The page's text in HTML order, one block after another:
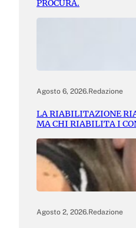
PROCURA.
Agosto 6, 2026.Redazione
LA RIABILITAZIONE
MA CHI RIABILITA I
Agosto 2, 2026.Redazione